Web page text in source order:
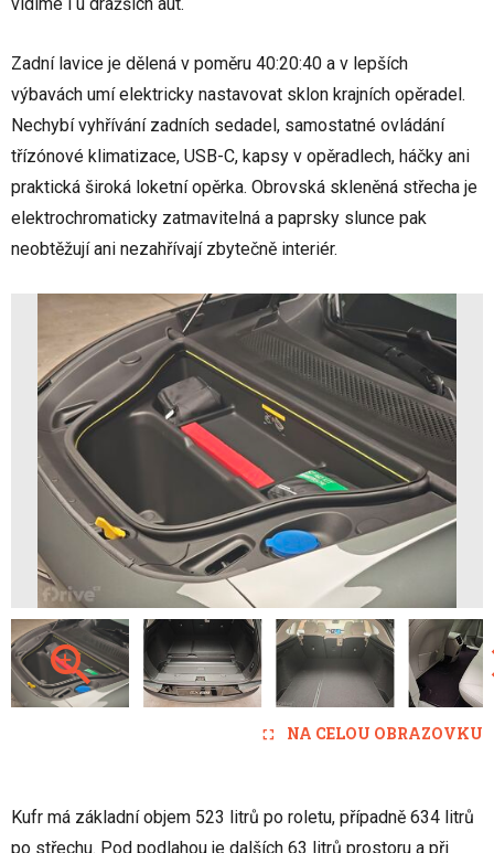
Zadní lavice je dělená v poměru 40:20:40 a v lepších
výbavách umí elektricky nastavovat sklon krajních opěradel.
Nechybí vyhřívání zadních sedadel, samostatné ovládání
třízónové klimatizace, USB-C, kapsy v opěradlech, háčky ani
praktická široká loketní opěrka. Obrovská skleněná střecha je
elektrochromaticky zatmavitelná a paprsky slunce pak
neobtěžují ani nezahřívají zbytečně interiér.
NA CELOU OBRAZOVKU
Kufr má základní objem 523 litrů po roletu, případně 634 litrů
po střechu. Pod podlahou je dalších 63 litrů prostoru a při